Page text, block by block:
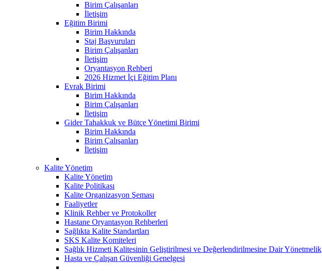
Birim Çalışanları
İletişim
Eğitim Birimi
Birim Hakkında
Staj Başvuruları
Birim Çalışanları
İletişim
Oryantasyon Rehberi
2026 Hizmet İçi Eğitim Planı
Evrak Birimi
Birim Hakkında
Birim Çalışanları
İletişim
Gider Tahakkuk ve Bütçe Yönetimi Birimi
Birim Hakkında
Birim Çalışanları
İletişim
Kalite Yönetim
Kalite Yönetim
Kalite Politikası
Kalite Organizasyon Şeması
Faaliyetler
Klinik Rehber ve Protokoller
Hastane Oryantasyon Rehberleri
Sağlıkta Kalite Standartları
SKS Kalite Komiteleri
Sağlık Hizmeti Kalitesinin Geliştirilmesi ve Değerlendirilmesine Dair Yönetmelik
Hasta ve Çalışan Güvenliği Genelgesi